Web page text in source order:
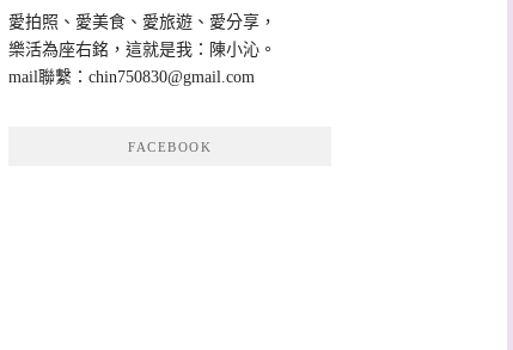
愛拍照、愛美食、愛旅遊、愛分享，
樂活為座右銘，這就是我：陳小沁。
mail聯繫： chin750830@gmail.com
FACEBOOK